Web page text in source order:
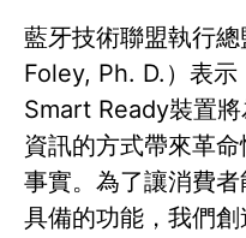
藍牙技術聯盟執行
Foley, Ph. D.）表
Smart Ready裝置
資訊的方式帶來革
事實。為了讓消費
具備的功能，我們